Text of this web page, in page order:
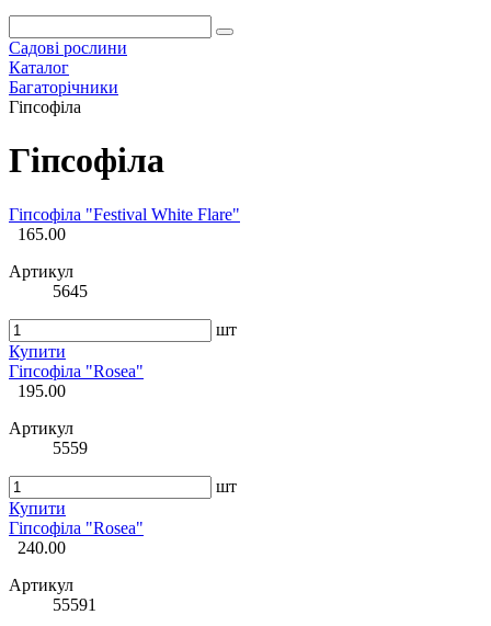
Садові рослини
Каталог
Багаторічники
Гіпсофіла
Гіпсофіла
Гіпсофіла "Festival White Flare"
165.00
Артикул
5645
шт
Купити
Гіпсофіла "Rosea"
195.00
Артикул
5559
шт
Купити
Гіпсофіла "Rosea"
240.00
Артикул
55591